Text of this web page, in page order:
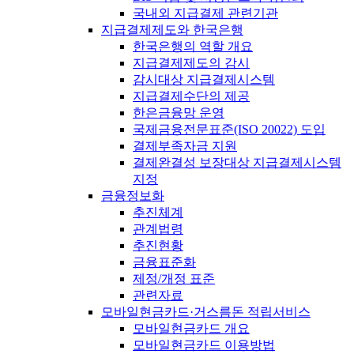
국내외 지급결제 관련기관
지급결제제도와 한국은행
한국은행의 역할 개요
지급결제제도의 감시
감시대상 지급결제시스템
지급결제수단의 제공
한은금융망 운영
국제금융전문표준(ISO 20022) 도입
결제부족자금 지원
결제완결성 보장대상 지급결제시스템
지정
금융정보화
추진체계
관계법령
추진현황
금융표준화
제정/개정 표준
관련자료
모바일현금카드·거스름돈 적립서비스
모바일현금카드 개요
모바일현금카드 이용방법